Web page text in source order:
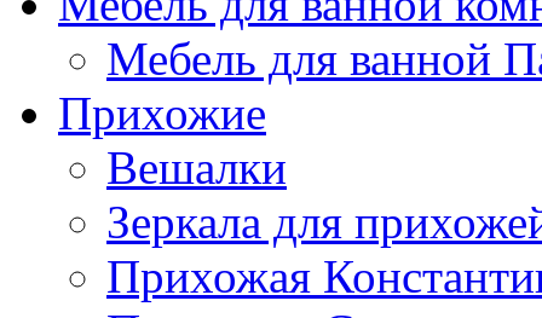
Мебель для ванной
Прихожие
Вешалки
Зеркала для
Прихожая